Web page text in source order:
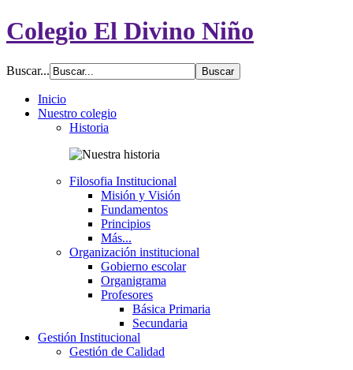
Colegio El Divino Niño
Buscar...
Inicio
Nuestro colegio
Historia
Filosofia Institucional
Misión y Visión
Fundamentos
Principios
Más...
Organización institucional
Gobierno escolar
Organigrama
Profesores
Básica Primaria
Secundaria
Gestión Institucional
Gestión de Calidad